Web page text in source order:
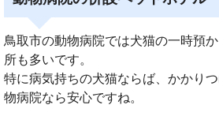
鳥取市の動物病院では犬猫の一時預
所も多いです。
特に病気持ちの犬猫ならば、かかり
物病院なら安心ですね。